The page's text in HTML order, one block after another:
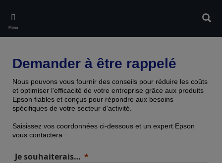
main
content
Menu
Demander à être rappelé
Nous pouvons vous fournir des conseils pour réduire les coûts
et optimiser l'efficacité de votre entreprise grâce aux produits
Epson fiables et conçus pour répondre aux besoins
spécifiques de votre secteur d'activité.
Saisissez vos coordonnées ci-dessous et un expert Epson
vous contactera :
Je souhaiterais…